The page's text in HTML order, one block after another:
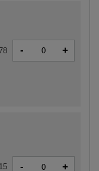
- +
- +